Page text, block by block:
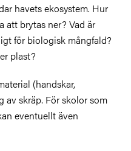
havets ekosystem. Hur
att brytas ner? Vad är
för biologisk mångfald?
plast?
(handskar,
av skräp. För skolor som
eventuellt även